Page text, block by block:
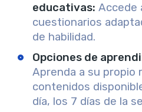
educativas: Accede
cuestionarios
de habilidad.
Opciones de
Aprenda a su propio
contenidos
día, los 7 días de la